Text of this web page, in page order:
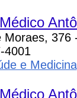
Moraes,
4001
e Medicina